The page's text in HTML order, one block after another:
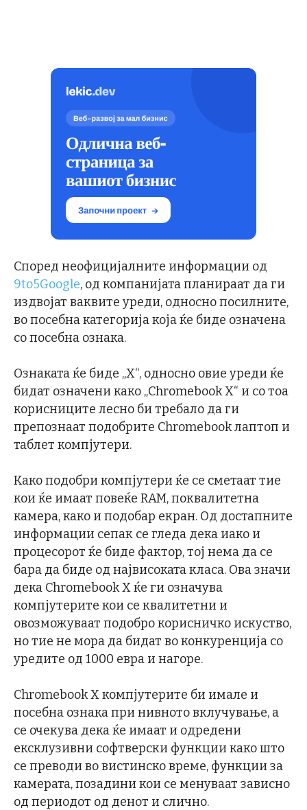
Според неофицијалните информации од
9to5Google, од компанијата планираат да ги
издвојат ваквите уреди, односно посилните,
во посебна категорија која ќе биде означена
со посебна ознака.
Ознаката ќе биде „X“, односно овие уреди ќе
бидат означени како „Chromebook X“ и со тоа
корисниците лесно би требало да ги
препознаат подобрите Chromebook лаптоп и
таблет компјутери.
Како подобри компјутери ќе се сметаат тие
кои ќе имаат повеќе RAM, поквалитетна
камера, како и подобар екран. Од достапните
информации сепак се гледа дека иако и
процесорот ќе биде фактор, тој нема да се
бара да биде од највисоката класа. Ова значи
дека Chromebook X ќе ги означува
компјутерите кои се квалитетни и
овозможуваат подобро корисничко искуство,
но тие не мора да бидат во конкуренција со
уредите од 1000 евра и нагоре.
Chromebook X компјутерите би имале и
посебна ознака при нивното вклучување, а
се очекува дека ќе имаат и одредени
ексклузивни софтверски функции како што
се преводи во вистинско време, функции за
камерата, позадини кои се менуваат зависно
од периодот од денот и слично.